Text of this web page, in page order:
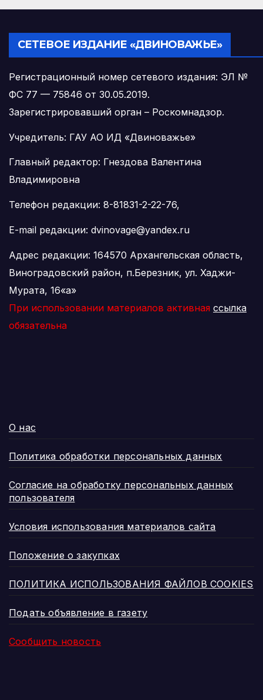
СЕТЕВОЕ ИЗДАНИЕ «ДВИНОВАЖЬЕ»
Регистрационный номер сетевого издания: ЭЛ №
ФС 77 — 75846 от 30.05.2019.
Зарегистрировавший орган – Роскомнадзор.
Учредитель: ГАУ АО ИД «Двиноважье»
Главный редактор: Гнездова Валентина
Владимировна
Телефон редакции: 8-81831-2-22-76,
E-mail редакции: dvinovage@yandex.ru
Адрес редакции: 164570 Архангельская область,
Виноградовский район, п.Березник, ул. Хаджи-
Мурата, 16«а»
При использовании материалов активная ссылка
обязательна
О нас
Политика обработки персональных данных
Согласие на обработку персональных данных
пользователя
Условия использования материалов сайта
Положение о закупках
ПОЛИТИКА ИСПОЛЬЗОВАНИЯ ФАЙЛОВ COOKIES
Подать объявление в газету
Сообщить новость